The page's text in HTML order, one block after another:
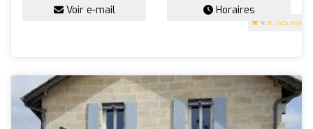
4.9 (125 avis)
Voir e-mail Horaires